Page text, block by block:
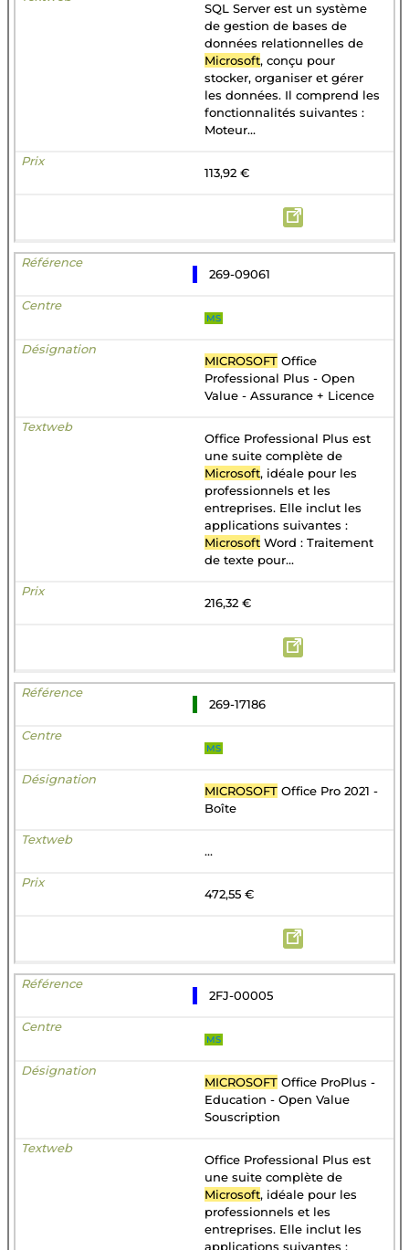
SQL Server est un système
de gestion de bases de
données relationnelles de
Microsoft, conçu pour
stocker, organiser et gérer
les données. Il comprend les
fonctionnalités suivantes :
Moteur...
113,92 €
269-09061
MS
MICROSOFT Office
Professional Plus - Open
Value - Assurance + Licence
Office Professional Plus est
une suite complète de
Microsoft, idéale pour les
professionnels et les
entreprises. Elle inclut les
applications suivantes :
Microsoft Word : Traitement
de texte pour...
216,32 €
269-17186
MS
MICROSOFT Office Pro 2021 -
Boîte
...
472,55 €
2FJ-00005
MS
MICROSOFT Office ProPlus -
Education - Open Value
Souscription
Office Professional Plus est
une suite complète de
Microsoft, idéale pour les
professionnels et les
entreprises. Elle inclut les
applications suivantes :